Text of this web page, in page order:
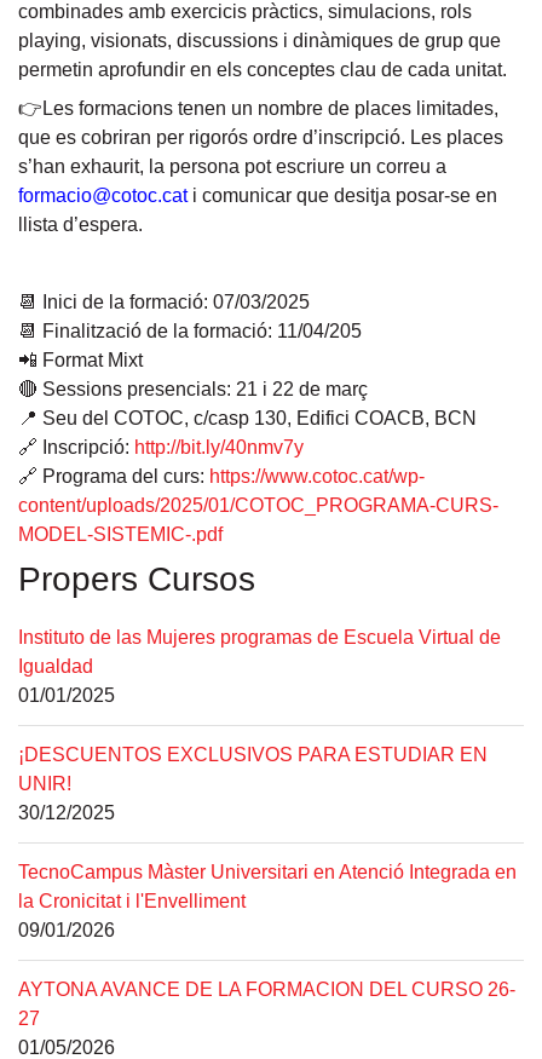
combinades amb exercicis pràctics, simulacions, rols
playing, visionats, discussions i dinàmiques de grup que
permetin aprofundir en els conceptes clau de cada unitat.
👉Les formacions tenen un nombre de places limitades,
que es cobriran per rigorós ordre d’inscripció. Les places
s’han exhaurit, la persona pot escriure un correu a
formacio@cotoc.cati comunicar que desitja posar-se en
llista d’espera.
📆 Inici de la formació: 07/03/2025
📆 Finalització de la formació: 11/04/205
📲 Format Mixt
🔴 Sessions presencials: 21 i 22 de març
📍 Seu del COTOC, c/casp 130, Edifici COACB, BCN
🔗 Inscripció: http://bit.ly/40nmv7y
🔗 Programa del curs: https://www.cotoc.cat/wp-
content/uploads/2025/01/COTOC_PROGRAMA-CURS-
MODEL-SISTEMIC-.pdf
Propers Cursos
Instituto de las Mujeres programas de Escuela Virtual de
Igualdad
01/01/2025
¡DESCUENTOS EXCLUSIVOS PARA ESTUDIAR EN
UNIR!
30/12/2025
TecnoCampus Màster Universitari en Atenció Integrada en
la Cronicitat i l'Envelliment
09/01/2026
AYTONA AVANCE DE LA FORMACION DEL CURSO 26-
27
01/05/2026